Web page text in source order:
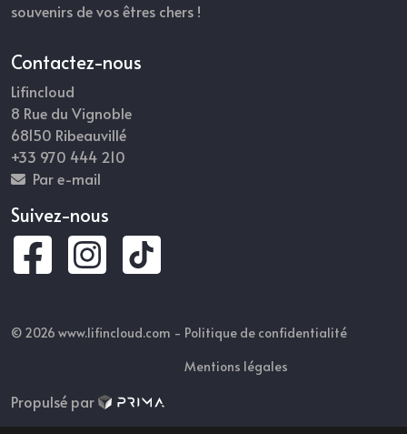
souvenirs de vos êtres chers !
Contactez-nous
Lifincloud
8 Rue du Vignoble
68150 Ribeauvillé
+33 970 444 210
Par e-mail
Suivez-nous
© 2026 www.lifincloud.com - Politique de confidentialité
Mentions légales
Propulsé par